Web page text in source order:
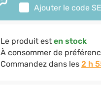
Ajouter le code
Le produit est en stock
À consommer de
Commandez dans les 2 h